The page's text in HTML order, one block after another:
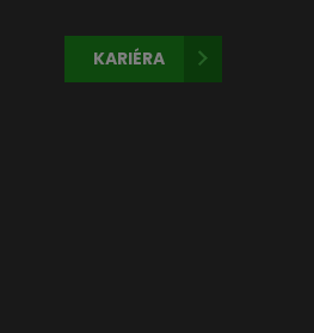
KARIÉRA